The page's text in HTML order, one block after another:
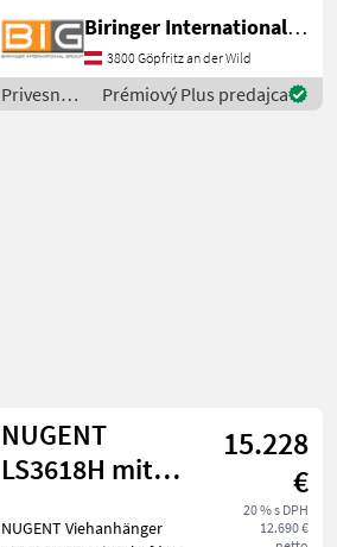
Parabelblattfedern
***Spezial-Federung
PARABOLIC EQUALIZER***
Rückfahrautomatik
Biringer International GmbH
3800 Göpfritz an der Wild
Privesné
vozíky /
Prémiový Plus predajca
NUGENT
LS3618H mit
Zulauf
15.228
€
20 % s DPH
12.690 €
NUGENT Viehanhänger